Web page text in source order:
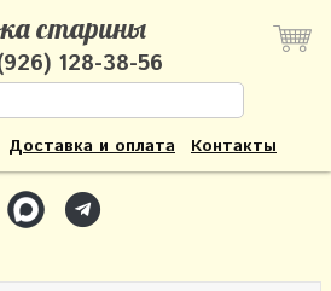
старины
128-38-56
Доставка и оплата Контакты